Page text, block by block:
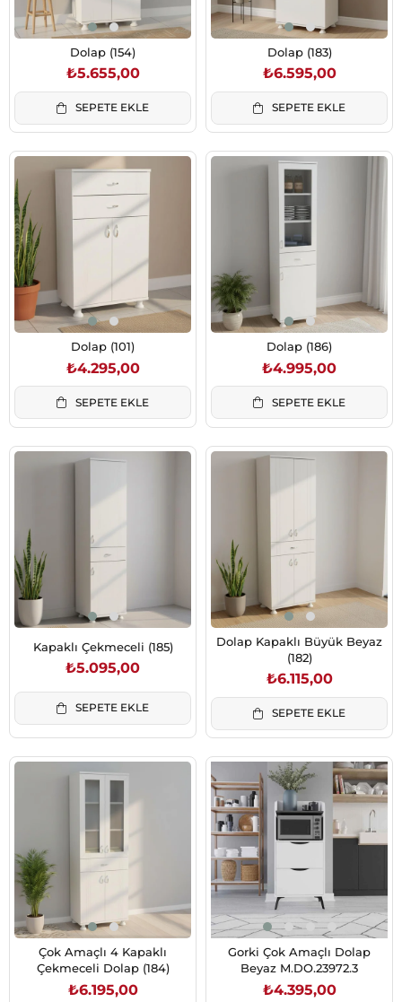
Dolap (154)
₺5.655,00
SEPETE EKLE
Dolap (183)
₺6.595,00
SEPETE EKLE
Dolap (101)
₺4.295,00
SEPETE EKLE
Dolap (186)
₺4.995,00
SEPETE EKLE
Kapaklı Çekmeceli (185)
₺5.095,00
SEPETE EKLE
Dolap Kapaklı Büyük Beyaz
(182)
₺6.115,00
SEPETE EKLE
Çok Amaçlı 4 Kapaklı
Çekmeceli Dolap (184)
₺6.195,00
Gorki Çok Amaçlı Dolap
Beyaz M.DO.23972.3
₺4.395,00